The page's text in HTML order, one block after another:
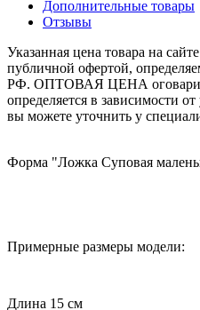
Дополнительные товары
Отзывы
Указанная цена товара на
публичной офертой,
РФ. ОПТОВАЯ ЦЕНА
определяется в зависимости
вы можете уточнить у
Форма "Ложка Суповая
Примерные размеры модели:
Длина 15 см